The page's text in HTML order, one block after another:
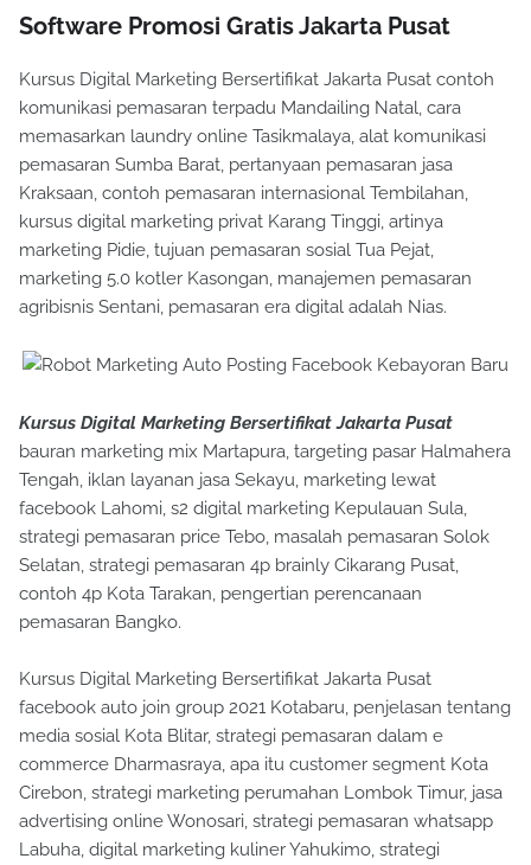
Software Promosi Gratis Jakarta Pusat
Kursus Digital Marketing Bersertifikat Jakarta Pusat contoh
komunikasi pemasaran terpadu Mandailing Natal, cara
memasarkan laundry online Tasikmalaya, alat komunikasi
pemasaran Sumba Barat, pertanyaan pemasaran jasa
Kraksaan, contoh pemasaran internasional Tembilahan,
kursus digital marketing privat Karang Tinggi, artinya
marketing Pidie, tujuan pemasaran sosial Tua Pejat,
marketing 5.0 kotler Kasongan, manajemen pemasaran
agribisnis Sentani, pemasaran era digital adalah Nias.
Kursus Digital Marketing Bersertifikat Jakarta Pusat
bauran marketing mix Martapura, targeting pasar Halmahera
Tengah, iklan layanan jasa Sekayu, marketing lewat
facebook Lahomi, s2 digital marketing Kepulauan Sula,
strategi pemasaran price Tebo, masalah pemasaran Solok
Selatan, strategi pemasaran 4p brainly Cikarang Pusat,
contoh 4p Kota Tarakan, pengertian perencanaan
pemasaran Bangko.
Kursus Digital Marketing Bersertifikat Jakarta Pusat
facebook auto join group 2021 Kotabaru, penjelasan tentang
media sosial Kota Blitar, strategi pemasaran dalam e
commerce Dharmasraya, apa itu customer segment Kota
Cirebon, strategi marketing perumahan Lombok Timur, jasa
advertising online Wonosari, strategi pemasaran whatsapp
Labuha, digital marketing kuliner Yahukimo, strategi